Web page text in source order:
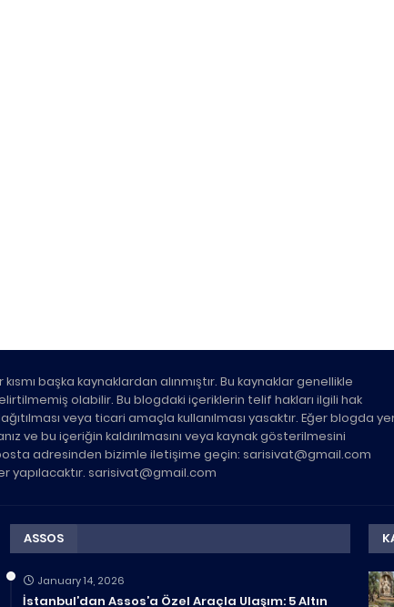
başka kaynaklardan alınmıştır. Bu kaynaklar genellikle
olabilir. Bu blogdaki içeriklerin telif hakları ilgili hak
veya ticari amaçla kullanılması yasaktır. Eğer blogda
ve bu içeriğin kaldırılmasını veya kaynak gösterilmesini
adresinden bizimle iletişime geçin: sarisivat@gmail.com
yapılacaktır. sarisivat@gmail.com
ASSOS
January 14, 2026
İstanbul’dan Assos’a Özel Araçla Ulaşım: 5 Altın